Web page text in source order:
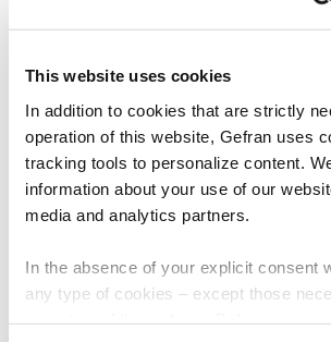
This website uses cookies
In addition to cookies that are strictly
operation of this website, Gefran uses
tracking tools to personalize content.
information about your use of our
media and analytics partners.
In the absence of your explicit consent
any type of cookies – except those